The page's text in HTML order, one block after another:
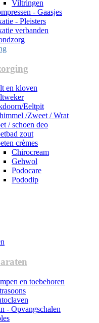
Viltringen
- Gaasjes
- Pleisters
verbanden
en kloven
Eeltpit
/Zweet / Wrat
/ schoen deo
zout
crèmes
Chirocream
Gehwol
Podocare
Pododip
en toebehoren
- Opvangschalen